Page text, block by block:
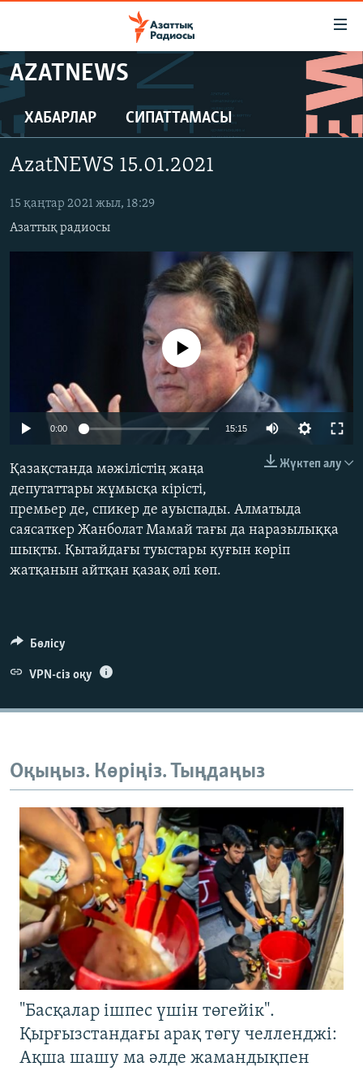
Skip
to
main
content
to
Navigation
Skip
САЯСАТ
ҚАҢТАР ОҚИҒАСЫ
АДАМ ҚҰҚЫҚТАРЫ
ӘЛЕУМЕТ
AZATNEWS
ХАБАРЛАР СИПАТТАМАСЫ
AzatNEWS 15.01.2021
15 қаңтар 2021 жыл, 18:29
Азаттық радиосы
Auto 240p 360p 480p
720p 1080p
No media source currently available
0:00 15:15
480p
Жүктеп алу
Қазақстанда мәжілістің жаңа
депутаттары жұмысқа кірісті,
премьер де, спикер де ауыспады. Алматыда
саясаткер Жанболат Мамай тағы да наразылыққа
шықты. Қытайдағы туыстары қуғын көріп
жатқанын айтқан қазақ әлі көп.
Бөлісу
VPN-сіз оқу
Оқыңыз. Көріңіз. Тыңдаңыз
"Басқалар ішпес үшін төгейік".
Қырғызстандағы арақ төгу челленджі:
Ақша шашу ма әлде жамандықпен